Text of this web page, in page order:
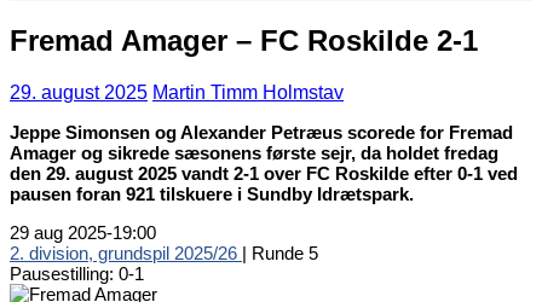
Fremad Amager – FC Roskilde 2-1
29. august 2025 Martin Timm Holmstav
Jeppe Simonsen og Alexander Petræus scorede for Fremad
Amager og sikrede sæsonens første sejr, da holdet fredag
den 29. august 2025 vandt 2-1 over FC Roskilde efter 0-1 ved
pausen foran 921 tilskuere i Sundby Idrætspark.
29 aug 2025-19:00
2. division, grundspil 2025/26 | Runde 5
Pausestilling: 0-1